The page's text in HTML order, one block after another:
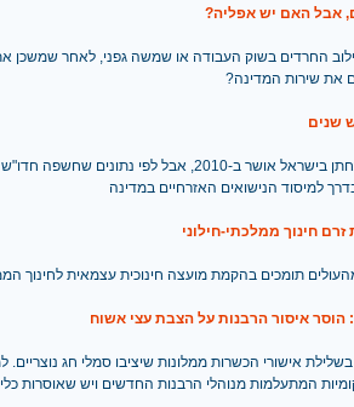
אבל האם יש אפליה?
החרדים בשוק העבודה או שמשה גפני, לאחר שמשכן
את שירות המדינה?
החוק המאפשר לחסרי דת להתחתן בישראל אושר ב-2010, אבל
למיסוד הנישואים האזרחיים במדינה
חינוך ממלכתי-חילוני
איסור הרבנות על הצבת עצי אשוח
אישורי הכשרות ממלונות שיציבו סמלי חג
המתעלמות מנוהלי הרבנות החדשים ויש שאוסרות